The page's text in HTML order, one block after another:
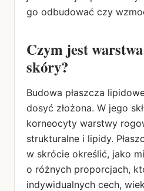
go odbudować czy
Czym jest
skóry?
Budowa płaszcza
dosyć złożona. W jego
korneocyty warstwy
strukturalne i lipidy.
w skrócie określić, jako
o różnych proporcjach,
indywidualnych cech,